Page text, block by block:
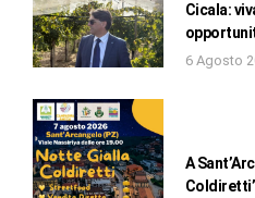
Cicala:
6 Agosto
A